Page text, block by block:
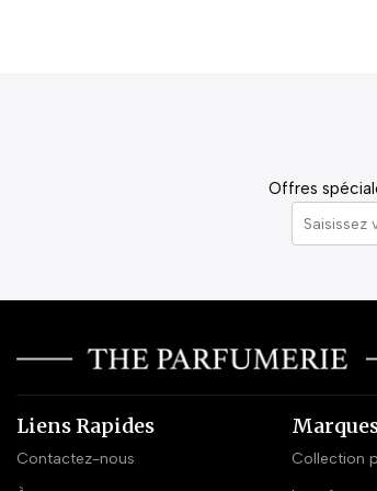
Offres
Liens Rapides
Contactez-nous
Collection